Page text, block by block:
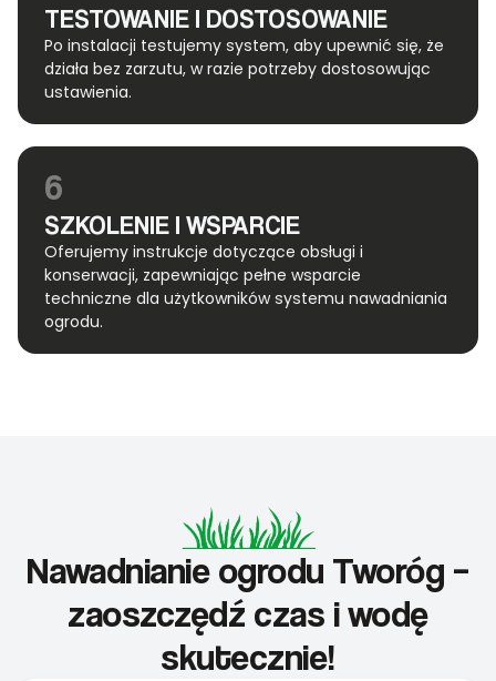
TESTOWANIE I DOSTOSOWANIE
Po instalacji testujemy system, aby upewnić się, że
działa bez zarzutu, w razie potrzeby dostosowując
ustawienia.
6
SZKOLENIE I WSPARCIE
Oferujemy instrukcje dotyczące obsługi i
konserwacji, zapewniając pełne wsparcie
techniczne dla użytkowników systemu nawadniania
ogrodu.
Nawadnianie ogrodu Tworóg –
zaoszczędź czas i wodę
skutecznie!